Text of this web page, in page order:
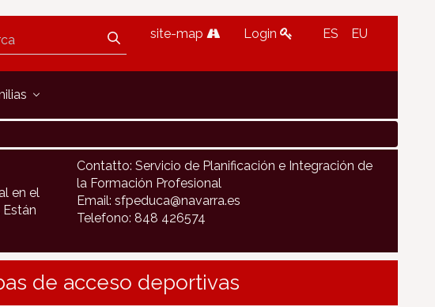
site-map Login ES EU
en el
Contatto: Servicio de Planificación e Integración de
la Formación Profesional
Email: sfpeduca@navarra.es
Telefono: 848 426574
de acceso deportivas